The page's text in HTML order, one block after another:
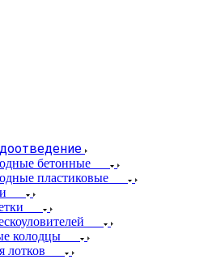
бетонные
пластиковые
колодцы
лотков